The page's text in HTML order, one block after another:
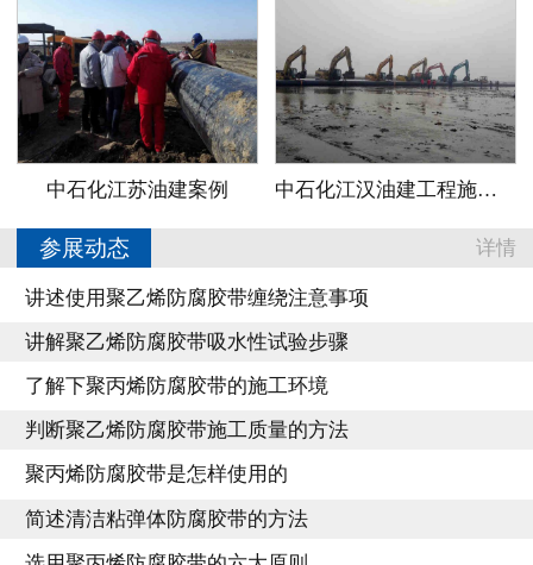
中石化江苏油建案例 中石化江汉油建工程施工案例
参展动态 详情
讲述使用聚乙烯防腐胶带缠绕注意事项
讲解聚乙烯防腐胶带吸水性试验步骤
了解下聚丙烯防腐胶带的施工环境
判断聚乙烯防腐胶带施工质量的方法
聚丙烯防腐胶带是怎样使用的
简述清洁粘弹体防腐胶带的方法